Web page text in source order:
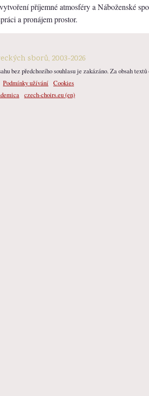
příjemné atmosféry a Náboženské
a pronájem prostor.
sborů, 2003-2026
bez předchozího souhlasu je zakázáno. Za obsah
Podmínky užívání Cookies
czech-choirs.eu (en)